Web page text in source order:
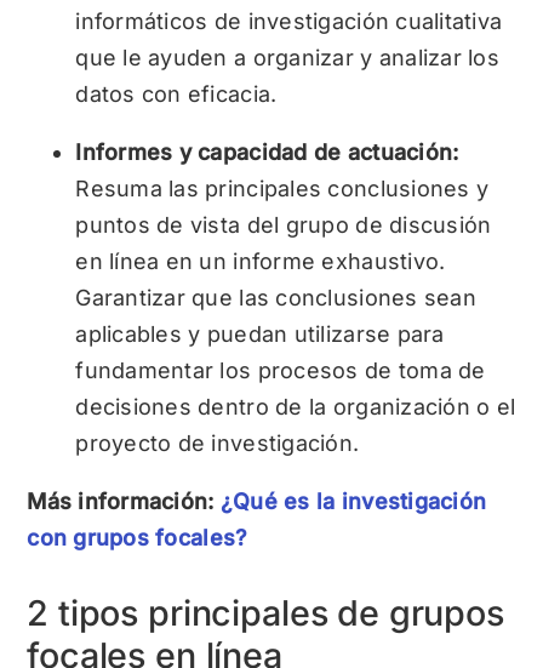
informáticos de investigación cualitativa
que le ayuden a organizar y analizar los
datos con eficacia.
Informes y capacidad de actuación:
Resuma las principales conclusiones y
puntos de vista del grupo de discusión
en línea en un informe exhaustivo.
Garantizar que las conclusiones sean
aplicables y puedan utilizarse para
fundamentar los procesos de toma de
decisiones dentro de la organización o el
proyecto de investigación.
Más información: ¿Qué es la investigación
con grupos focales?
2 tipos principales de grupos
focales en línea